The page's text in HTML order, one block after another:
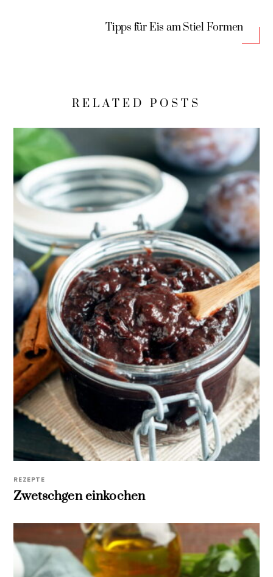
Tipps für Eis am Stiel Formen
RELATED POSTS
REZEPTE
Zwetschgen einkochen